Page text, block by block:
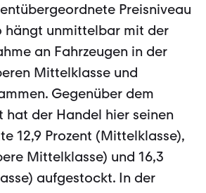
Preisniveau
hängt unmittelbar mit der
an Fahrzeugen in der
Mittelklasse und
Gegenüber dem
hat der Handel hier seinen
12,9 Prozent (Mittelklasse),
Mittelklasse) und 16,3
aufgestockt. In der